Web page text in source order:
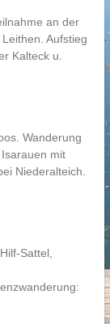
an der
Aufstieg
Kalteck u.
Wanderung
mit
Niederalteich.
Sattel,